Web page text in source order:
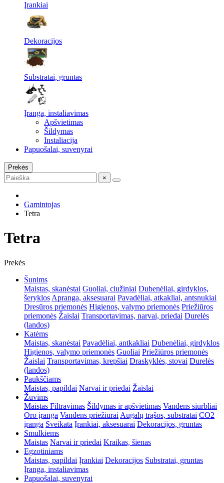
Įrankiai
Dekoracijos
Substratai, gruntas
Įranga, instaliavimas
Apšvietimas
Šildymas
Instaliacija
Papuošalai, suvenyrai
Prekės
×
Gamintojas
Tetra
Tetra
Prekės
Šunims
Maistas, skanėstai Guoliai, ciužiniai Dubenėliai, girdyklos,
šeryklos Apranga, aksesuarai Pavadėliai, atkakliai, antsnukiai
Dresūros priemonės Higienos, valymo priemonės Priežiūros
priemonės Žaislai Transportavimas, narvai, priedai Durelės
(landos)
Katėms
Maistas, skanėstai Pavadėliai, antkakliai Dubenėliai, girdyklos
Higienos, valymo priemonės Guoliai Priežiūros priemonės
Žaislai Transportavimas, krepšiai Draskyklės, stovai Durelės
(landos)
Paukščiams
Maistas, papildai Narvai ir priedai Žaislai
Žuvims
Maistas Filtravimas Šildymas ir apšvietimas Vandens siurbliai
Oro įranga Vandens priežiūrai Augalų trąšos, substratai CO2
įranga Sveikata Įrankiai, aksesuarai Dekoracijos, gruntas
Smulkiems
Maistas Narvai ir priedai Kraikas, šienas
Egzotiniams
Maistas, papildai Įrankiai Dekoracijos Substratai, gruntas
Įranga, instaliavimas
Papuošalai, suvenyrai